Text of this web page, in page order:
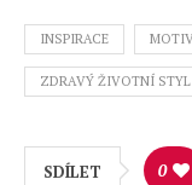
INSPIRACE
ZDRAVÝ ŽIVOTNÍ STYL
SDÍLET 0